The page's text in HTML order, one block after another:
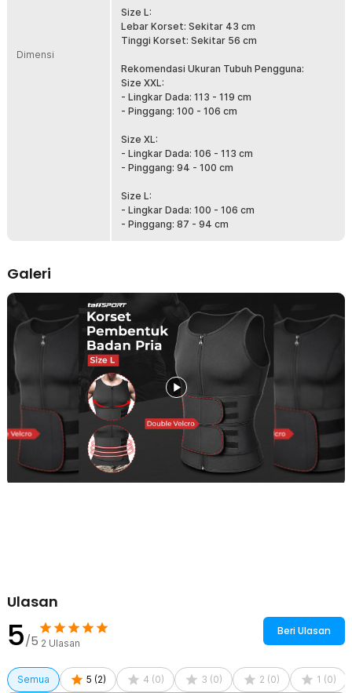
di bawah pakaian tanpa terlihat berlebihan.
Nyaman untuk Aktivitas Sehari-hari
TaffSPORT memastikan korset ini tetap nyaman digunakan meski
dalam jangka waktu lama. Bahan berpori mendukung sirkulasi udara
sehingga tidak terasa panas atau lembap, menjadikannya cocok
dipakai di gym, kantor, maupun saat beraktivitas ringan di rumah.
Pilihan Ukuran Lengkap untuk Semua Bentuk Tubuh
berbeda. Karena itu, korset ini tersedia dalam berbagai ukuran agar
pas di badan dan memberikan hasil optimal tanpa mengurangi
kenyamanan. Pilih ukuran yang tepat untuk kenyamanan optimal dan
Kelengkapan Produk
Double Velcro - MWL10
Dimensi
Size L:
Lebar Korset: Sekitar 43 cm
Tinggi Korset: Sekitar 56 cm
Rekomendasi Ukuran Tubuh Pengguna:
Size XXL:
- Lingkar Dada: 113 - 119 cm
- Pinggang: 100 - 106 cm
Size XL:
- Lingkar Dada: 106 - 113 cm
- Pinggang: 94 - 100 cm
Size L:
- Lingkar Dada: 100 - 106 cm
- Pinggang: 87 - 94 cm
Galeri
Ulasan
5/5 2 Ulasan
Beri Ulasan
Semua 5 (2) 4 (0) 3 (0) 2 (0) 1 (0)